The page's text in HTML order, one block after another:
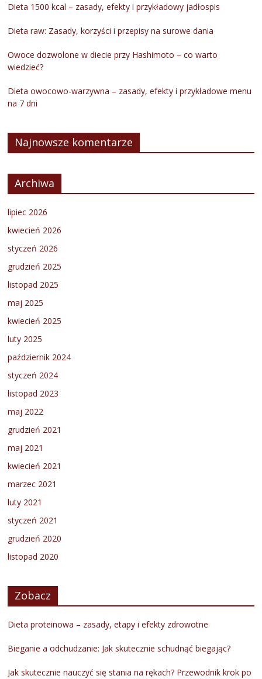
Dieta 1500 kcal – zasady, efekty i przykładowy jadłospis
Dieta raw: Zasady, korzyści i przepisy na surowe dania
Owoce dozwolone w diecie przy Hashimoto – co warto
wiedzieć?
Dieta owocowo-warzywna – zasady, efekty i przykładowe menu
na 7 dni
Najnowsze komentarze
Archiwa
lipiec 2026
kwiecień 2026
styczeń 2026
grudzień 2025
listopad 2025
maj 2025
kwiecień 2025
luty 2025
październik 2024
styczeń 2024
listopad 2023
maj 2022
grudzień 2021
maj 2021
kwiecień 2021
marzec 2021
luty 2021
styczeń 2021
grudzień 2020
listopad 2020
Zobacz
Dieta proteinowa – zasady, etapy i efekty zdrowotne
Bieganie a odchudzanie: Jak skutecznie schudnąć biegając?
Jak skutecznie nauczyć się stania na rękach? Przewodnik krok po